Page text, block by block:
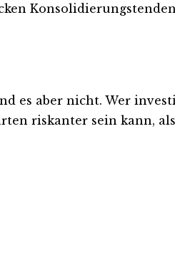
es aber nicht. Wer
riskanter sein kann,